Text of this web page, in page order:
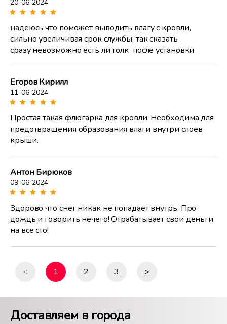
20-06-2024
надеюсь что поможет выводить влагу с кровли,
сильно увеличивая срок службы, так сказать
сразу невозможно есть ли толк после установки
Егоров Кирилл
11-06-2024
Простая такая флюгарка для кровли. Необходима для
предотвращения образования влаги внутри слоев
крыши.
Антон Бирюков
09-06-2024
Здорово что снег никак не попадает внутрь. Про
дождь и говорить нечего! Отрабатывает свои деньги
на все сто!
< 1 2 3 >
Доставляем в города